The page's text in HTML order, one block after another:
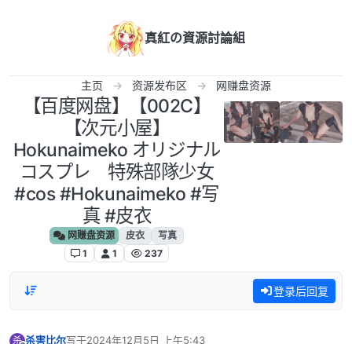
真紅の資源討論組
主页 资源发布区 网赚盘资源
‎【百度网盘】【002C】
【次元小屋】
Hokunaimeko オリジナル
コスプレ 特殊部隊少女
#cos #Hokunaimeko #写
真 #皮衣
网赚盘资源 皮衣
写真
1
1 237
登录后回复
杀 杀害比尔写于2024年12月5日 上午5:43